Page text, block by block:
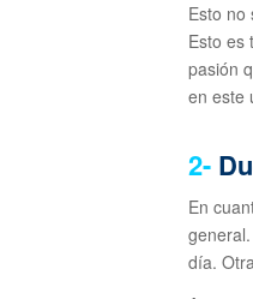
Esto no
Esto es
pasión
en este
2-
En
día.